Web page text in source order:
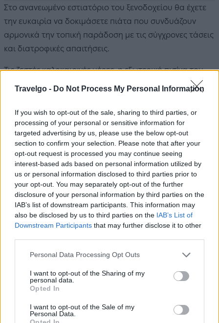
Travelgo - Do Not Process My Personal Information
If you wish to opt-out of the sale, sharing to third parties, or
processing of your personal or sensitive information for
targeted advertising by us, please use the below opt-out
section to confirm your selection. Please note that after your
opt-out request is processed you may continue seeing
interest-based ads based on personal information utilized by
us or personal information disclosed to third parties prior to
your opt-out. You may separately opt-out of the further
disclosure of your personal information by third parties on the
IAB’s list of downstream participants. This information may
also be disclosed by us to third parties on the IAB’s List of
Downstream Participants that may further disclose it to other
Please note that this website/app uses one or more Google
not limited to your visit or usage behaviour. You may click to
grant or deny consent to Google and its third-party tags to
use your data for below specified purposes in below Google
consent section.
Personal Data Processing Opt Outs
I want to opt-out of the Sharing of my
personal data.
Opted In
I want to opt-out of the Sale of my
Personal Data.
Στο ανανεωμένο εστιατόριο του ξενοδοχείου θα έχετε
την ευκαιρία να δοκιμάσετε πιάτα που συνδυάζουν
αρμονικά την τοπική παράδοση με τις σύγχρονες τάσεις
και διατροφικές απαιτήσεις.
Τις ζεστές καλοκαιρινές μέρες, η εξωτερική πισίνα του
ξενοδοχείου σάς περιμένει για να απολαύσετε
πισίνα σερβίρει φρέσκους χυμούς, κρύους και ζεστούς
καφέδες, μπύρα, κρασί και σνακ όλη την ημέρα.
H τοποθεσία του ξενοδοχείου είναι ιδανική για να
εξερευνήσετε τα μοναδικά τοπία και αξιοθέατα της
περιοχής. Η φυσική ομορφιά των απόκρημνων βράχων,